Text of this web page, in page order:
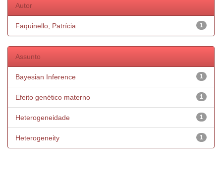
Autor
1
Faquinello, Patrícia
Assunto
1
Bayesian Inference
1
Efeito genético materno
1
Heterogeneidade
1
Heterogeneity